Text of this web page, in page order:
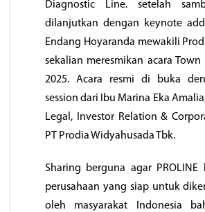
Diagnostic Line. setelah
dilanjutkan dengan keynote
Endang Hoyaranda mewakili
sekalian meresmikan acara
2025. Acara resmi di buka
session dari Ibu Marina Eka
Legal, Investor Relation &
PT Prodia Widyahusada Tbk.
Sharing berguna agar PROLINE
perusahaan yang siap untuk
oleh masyarakat Indonesia